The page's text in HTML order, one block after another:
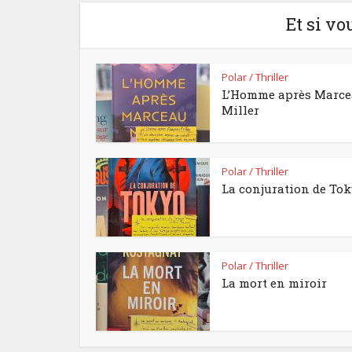
Et si
Polar / Thriller
L’Homme après
Miller
Polar / Thriller
La conjuration de
Polar / Thriller
La mort en miroir